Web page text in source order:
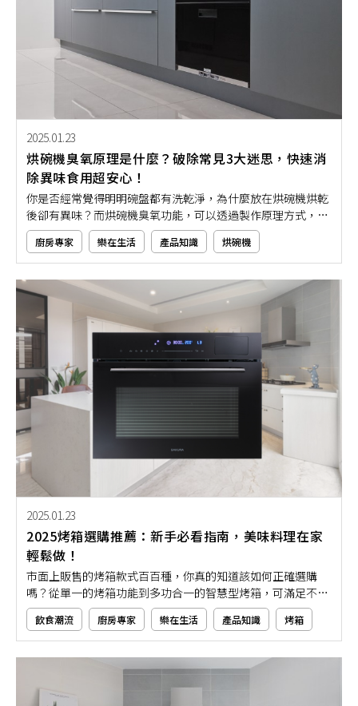
2025.01.23
烘碗機臭氧原理是什麼？破除常見3大迷思，快速消
除異味食用超安心！
你是否經常覺得明明碗盤都有洗乾淨，為什麼放在烘碗機烘乾
後卻有異味？而烘碗機臭氧功能，可以透過製作原理方式，幫
你輕鬆解決這個惱人的問題！然而，主打擁有殺菌除臭功能的
臭氧烘碗機，卻常常被拿來與紫外線烘碗機比較，甚至會有奇
怪的迷思流言被流傳。今天，就讓我們來解析烘碗機臭氧原
理，讓你清楚了解臭氧殺菌除異味功能有多好！
廚房專家 樂在生活 產品知識 烘碗機
2025.01.23
2025烤箱選購推薦：新手必看指南，美味料理在家
輕鬆做！
市面上販售的烤箱款式百百種，你真的知道該如何正確選購
嗎？從單一的烤箱功能到多功合一的智慧型烤箱，可滿足不同
使用者的需求。但烤箱選購除了從功能上來看以外，就連其尺
寸、規格、外觀，也都是必須列入的選購要點。而你真的知道
怎樣的烤箱，有符合你的需求嗎？對新手來說，哪種類型的烤
箱才能夠幫助在家輕鬆做料理？如果你也在猶豫該如何選購烤
飲食潮流 廚房專家 樂在生活 產品知識 烤箱